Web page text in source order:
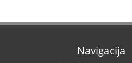
Navigacija